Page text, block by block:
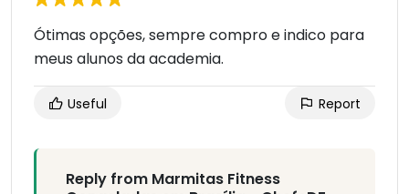
Ótimas opções, sempre compro e indico para
meus alunos da academia.
Useful Report
Reply from Marmitas Fitness